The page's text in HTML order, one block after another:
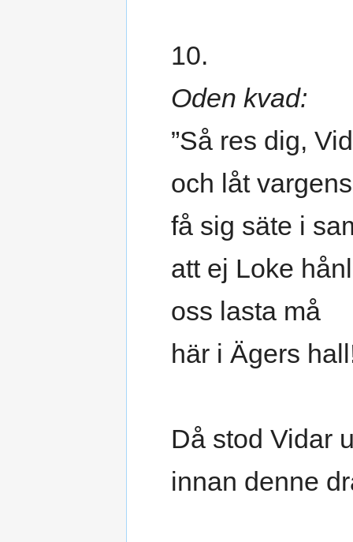
10.
Oden kvad:
”Så res dig,
och låt
få sig säte i
att ej Loke
oss lasta må
här i Ägers
Då stod Vidar
innan denne